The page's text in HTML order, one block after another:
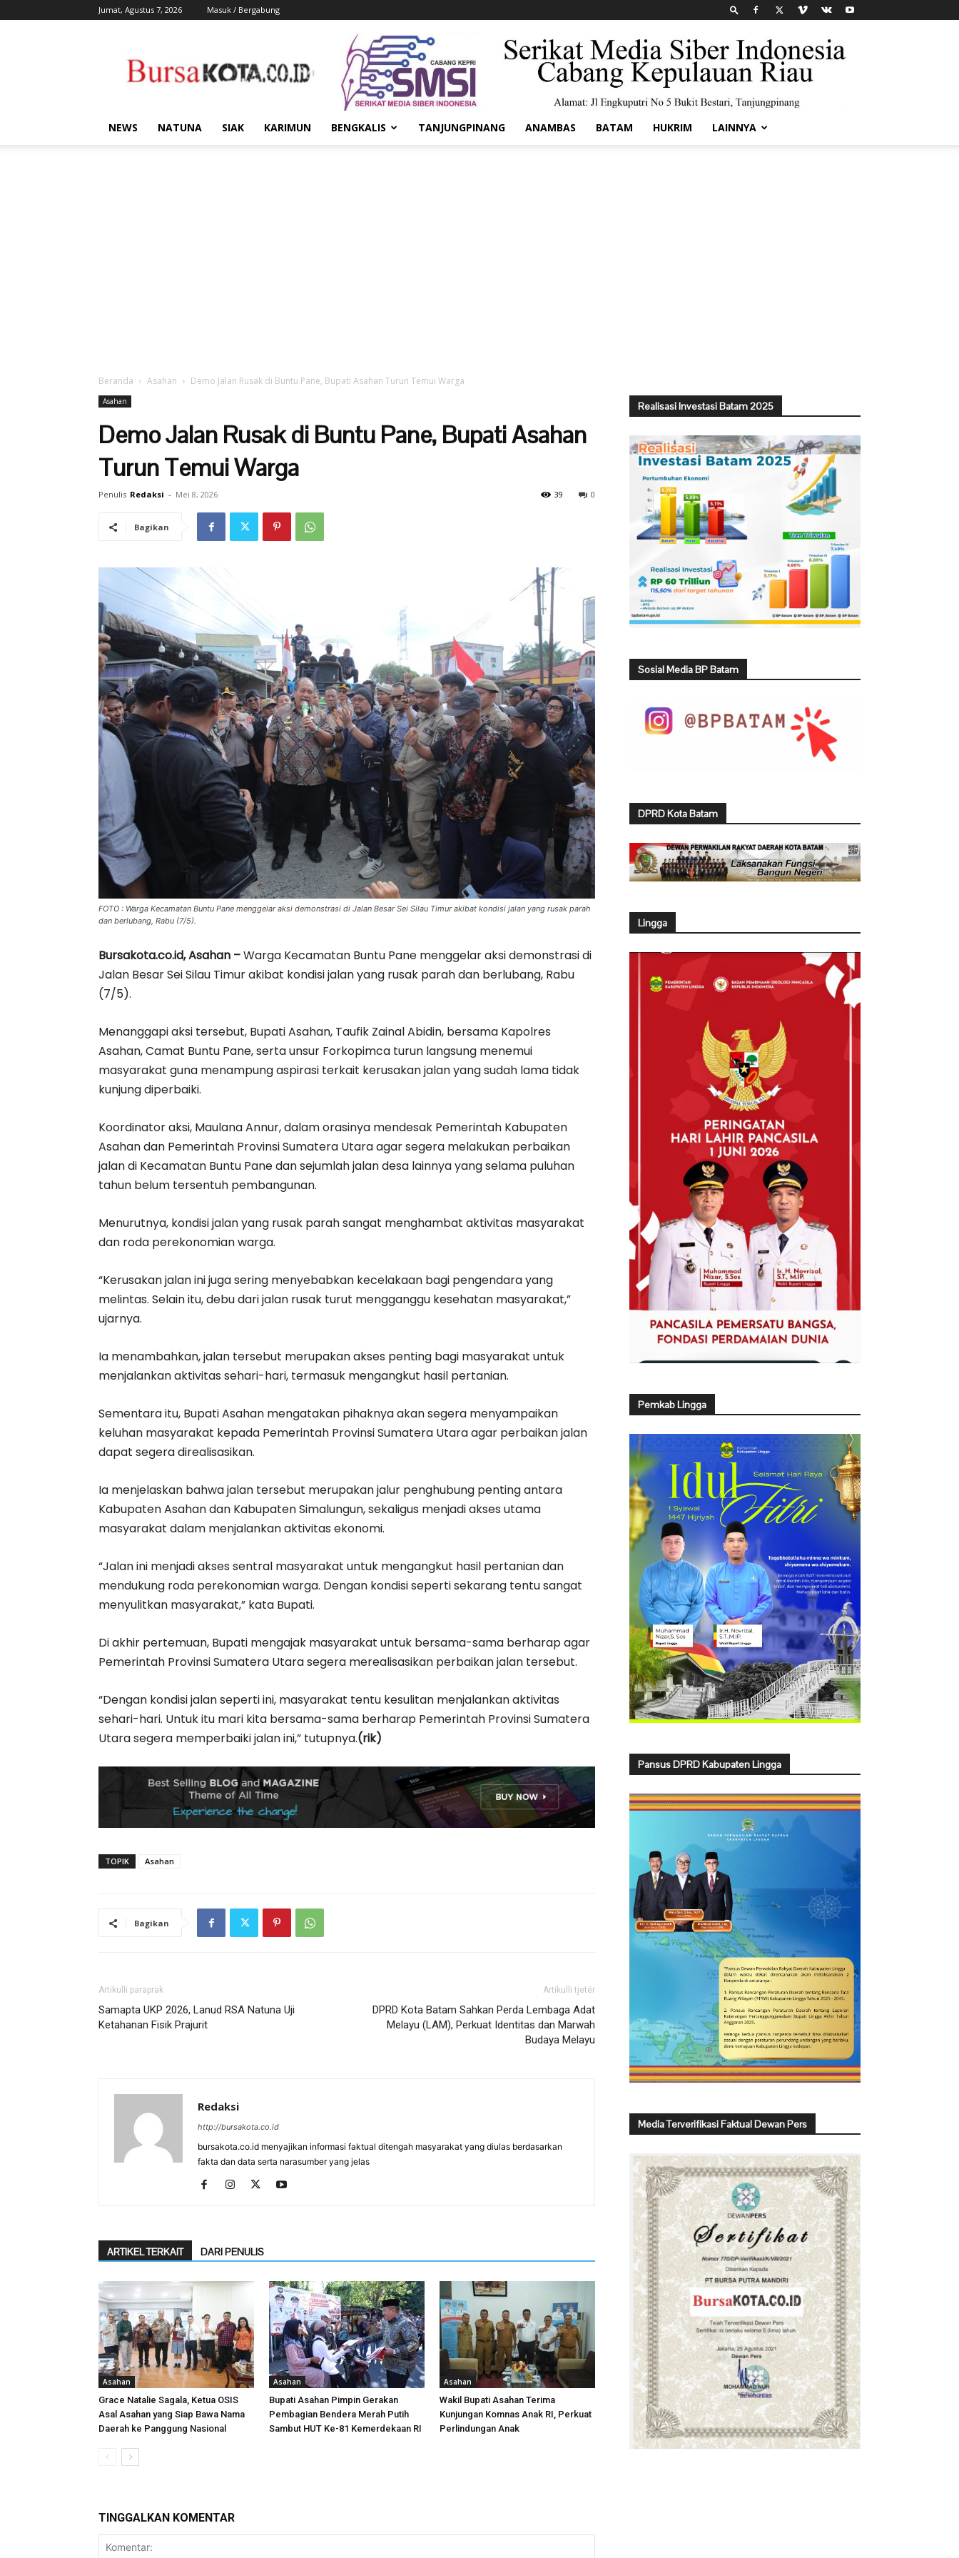
Jumat, Agustus 7, 2026 Masuk / Bergabung
Kota
NEWS NATUNA SIAK KARIMUN BENGKALIS TANJUNGPINANG ANAMBAS BATAM HUKRIM LAINNYA
Beranda Asahan Demo Jalan Rusak di Buntu Pane, Bupati Asahan Turun Temui Warga
Asahan
Demo Jalan Rusak di Buntu Pane, Bupati Asahan
Turun Temui Warga
Penulis Redaksi - Mei 8, 2026 0
39
Bagikan
FOTO : Warga Kecamatan Buntu Pane menggelar aksi demonstrasi di Jalan Besar Sei Silau Timur akibat kondisi jalan yang rusak parah
dan berlubang, Rabu (7/5).
Bursakota.co.id, Asahan –Warga Kecamatan Buntu Pane menggelar aksi demonstrasi di
Jalan Besar Sei Silau Timur akibat kondisi jalan yang rusak parah dan berlubang, Rabu
(7/5).
Menanggapi aksi tersebut, Bupati Asahan, Taufik Zainal Abidin, bersama Kapolres
Asahan, Camat Buntu Pane, serta unsur Forkopimca turun langsung menemui
masyarakat guna menampung aspirasi terkait kerusakan jalan yang sudah lama tidak
kunjung diperbaiki.
Koordinator aksi, Maulana Annur, dalam orasinya mendesak Pemerintah Kabupaten
Asahan dan Pemerintah Provinsi Sumatera Utara agar segera melakukan perbaikan
jalan di Kecamatan Buntu Pane dan sejumlah jalan desa lainnya yang selama puluhan
tahun belum tersentuh pembangunan.
Menurutnya, kondisi jalan yang rusak parah sangat menghambat aktivitas masyarakat
dan roda perekonomian warga.
“Kerusakan jalan ini juga sering menyebabkan kecelakaan bagi pengendara yang
melintas. Selain itu, debu dari jalan rusak turut mengganggu kesehatan masyarakat,”
ujarnya.
Ia menambahkan, jalan tersebut merupakan akses penting bagi masyarakat untuk
menjalankan aktivitas sehari-hari, termasuk mengangkut hasil pertanian.
Sementara itu, Bupati Asahan mengatakan pihaknya akan segera menyampaikan
keluhan masyarakat kepada Pemerintah Provinsi Sumatera Utara agar perbaikan jalan
dapat segera direalisasikan.
Ia menjelaskan bahwa jalan tersebut merupakan jalur penghubung penting antara
Kabupaten Asahan dan Kabupaten Simalungun, sekaligus menjadi akses utama
masyarakat dalam menjalankan aktivitas ekonomi.
“Jalan ini menjadi akses sentral masyarakat untuk mengangkut hasil pertanian dan
mendukung roda perekonomian warga. Dengan kondisi seperti sekarang tentu sangat
menyulitkan masyarakat,” kata Bupati.
Di akhir pertemuan, Bupati mengajak masyarakat untuk bersama-sama berharap agar
Pemerintah Provinsi Sumatera Utara segera merealisasikan perbaikan jalan tersebut.
“Dengan kondisi jalan seperti ini, masyarakat tentu kesulitan menjalankan aktivitas
sehari-hari. Untuk itu mari kita bersama-sama berharap Pemerintah Provinsi Sumatera
Utara segera memperbaiki jalan ini,” tutupnya.(rik)
TOPIK Asahan
Bagikan
Artikulli paraprak
Samapta UKP 2026, Lanud RSA Natuna Uji
Ketahanan Fisik Prajurit
Artikulli tjetër
DPRD Kota Batam Sahkan Perda Lembaga Adat
Melayu (LAM), Perkuat Identitas dan Marwah
Budaya Melayu
Redaksi
http://bursakota.co.id
bursakota.co.id menyajikan informasi faktual ditengah masyarakat yang diulas berdasarkan
fakta dan data serta narasumber yang jelas
ARTIKEL TERKAIT DARI PENULIS
Asahan
Grace Natalie Sagala, Ketua OSIS
Asal Asahan yang Siap Bawa Nama
Daerah ke Panggung Nasional
Asahan
Bupati Asahan Pimpin Gerakan
Pembagian Bendera Merah Putih
Sambut HUT Ke-81 Kemerdekaan RI
Asahan
Wakil Bupati Asahan Terima
Kunjungan Komnas Anak RI, Perkuat
Perlindungan Anak
TINGGALKAN KOMENTAR
Realisasi Investasi Batam 2025
Sosial Media BP Batam
DPRD Kota Batam
Lingga
Pemkab Lingga
Pansus DPRD Kabupaten Lingga
Media Terverifikasi Faktual Dewan Pers